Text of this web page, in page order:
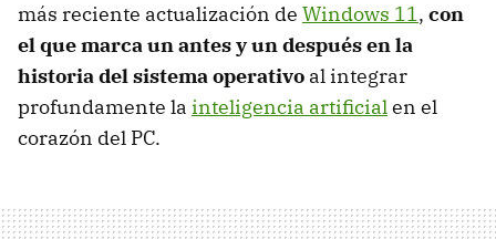
más reciente actualización de Windows 11, con
el que marca un antes y un después en la
historia del sistema operativo al integrar
profundamente la inteligencia artificialen el
corazón del PC.